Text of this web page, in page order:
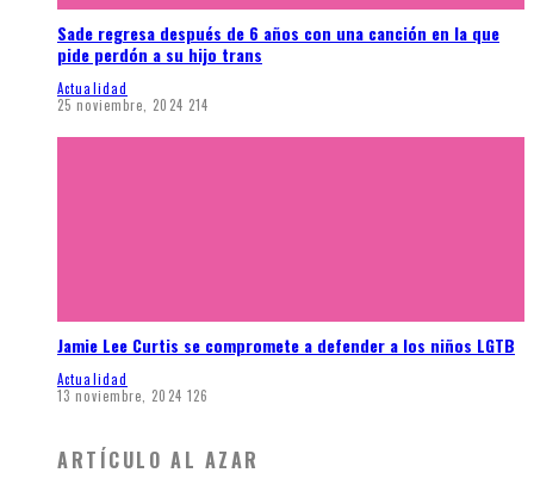
Sade regresa después de 6 años con una canción en la que
pide perdón a su hijo trans
Actualidad
25 noviembre, 2024 214
Jamie Lee Curtis se compromete a defender a los niños LGTB
Actualidad
13 noviembre, 2024 126
ARTÍCULO AL AZAR